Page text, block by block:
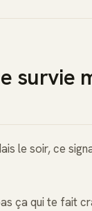
survie
le soir, ce
ça qui te fait